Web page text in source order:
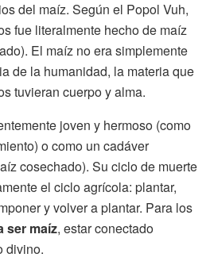
del maíz. Según el Popol Vuh,
fue literalmente hecho de maíz
El maíz no era simplemente
de la humanidad, la materia que
tuvieran cuerpo y alma.
joven y hermoso (como
o como un cadáver
cosechado). Su ciclo de muerte
el ciclo agrícola: plantar,
y volver a plantar. Para los
ser maíz, estar conectado
divino.